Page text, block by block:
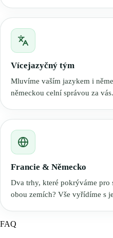
Vícejazyčný tým
Mluvíme vaším jazykem i
německou celní správou za vás.
Francie & Německo
Dva trhy, které pokrýváme pro
obou zemích? Vše vyřídíme s
FAQ